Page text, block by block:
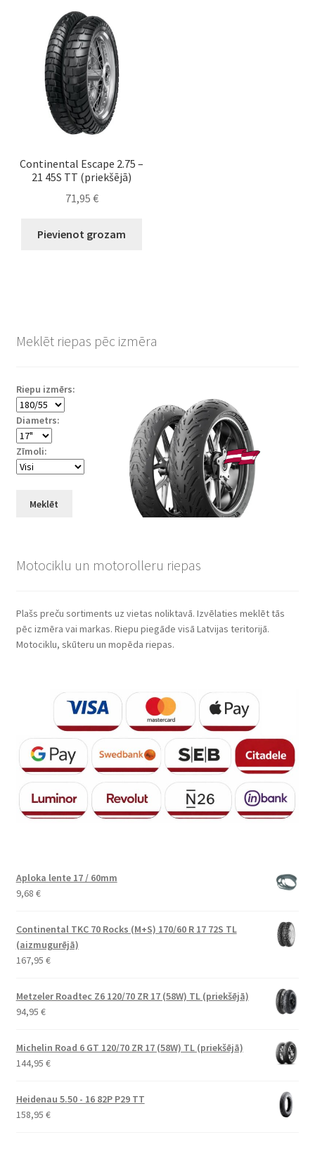
Continental Escape 2.75 –
21 45S TT (priekšējā)
71,95 €
Pievienot grozam
Meklēt riepas pēc izmēra
Riepu izmērs:
Diametrs:
Zīmoli:
Meklēt
Motociklu un motorolleru riepas
Plašs preču sortiments uz vietas noliktavā. Izvēlaties meklēt tās
pēc izmēra vai markas. Riepu piegāde visā Latvijas teritorijā.
Motociklu, skūteru un mopēda riepas.
Aploka lente 17 / 60mm
9,68 €
Continental TKC 70 Rocks (M+S) 170/60 R 17 72S TL
(aizmugurējā)
167,95 €
Metzeler Roadtec Z6 120/70 ZR 17 (58W) TL (priekšējā)
94,95 €
Michelin Road 6 GT 120/70 ZR 17 (58W) TL (priekšējā)
144,95 €
Heidenau 5.50 - 16 82P P29 TT
158,95 €